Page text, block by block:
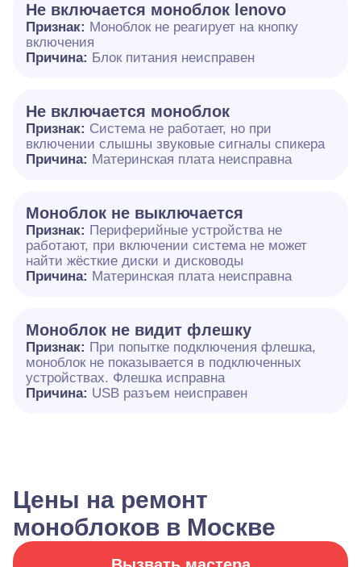
Не включается моноблок lenovo
Признак: Моноблок не реагирует на кнопку
включения
Причина: Блок питания неисправен
Не включается моноблок
Признак: Система не работает, но при
включении слышны звуковые сигналы спикера
Причина: Материнская плата неисправна
Моноблок не выключается
Признак: Периферийные устройства не
работают, при включении система не может
найти жёсткие диски и дисководы
Причина: Материнская плата неисправна
Моноблок не видит флешку
Признак: При попытке подключения флешка,
моноблок не показывается в подключенных
устройствах. Флешка исправна
Причина: USB разъем неисправен
Цены на ремонт
моноблоков в Москве